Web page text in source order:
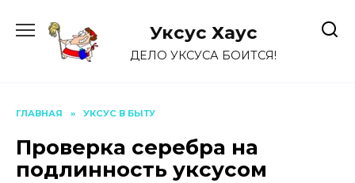
содержанию
Уксус Хауc
ДЕЛО УКСУСА БОИТСЯ!
ГЛАВНАЯ » УКСУС В БЫТУ
Проверка серебра на
подлинность уксусом